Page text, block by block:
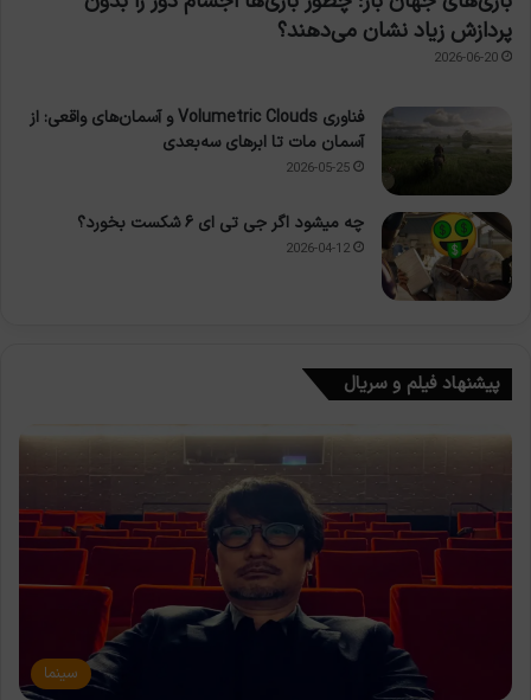
پردازش زیاد نشان می‌دهند؟
2026-06-20
فناوری Volumetric Clouds و آسمان‌های واقعی: از
آسمان مات تا ابرهای سه‌بعدی
2026-05-25
چه میشود اگر جی تی ای ۶ شکست بخورد؟
2026-04-12
پیشنهاد فیلم و سریال
سینما